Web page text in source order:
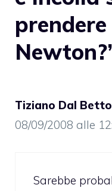
Tiziano Dal Betto
08/09/2008 alle
Sarebbe